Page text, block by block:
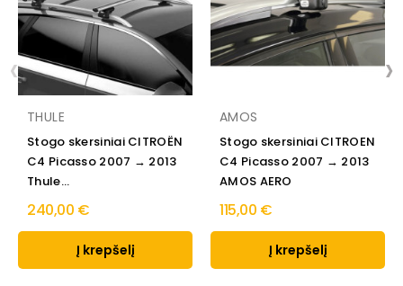
THULE
Stogo skersiniai CITROËN
C4 Picasso 2007 → 2013
Thule...
240,00 €
Į krepšelį
AMOS
Stogo skersiniai CITROEN
C4 Picasso 2007 → 2013
AMOS AERO
115,00 €
Į krepšelį
‹ ›